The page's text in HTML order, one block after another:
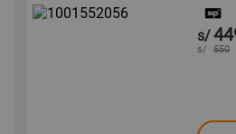
s/
s/ 550